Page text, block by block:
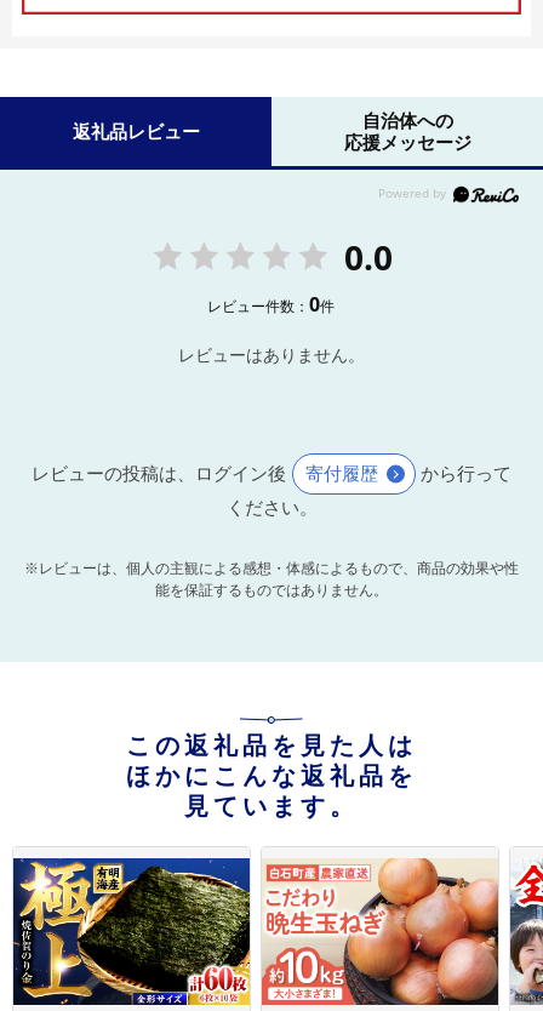
返礼品レビュー
自治体への
応援メッセージ
0.0
レビュー件数：0件
レビューはありません。
レビューの投稿は、ログイン後 寄付履歴
から行って
ください。
※レビューは、個人の主観による感想・体感によるもので、商品の効果や性
能を保証するものではありません。
この返礼品を見た人は
ほかにこんな返礼品を
見ています。